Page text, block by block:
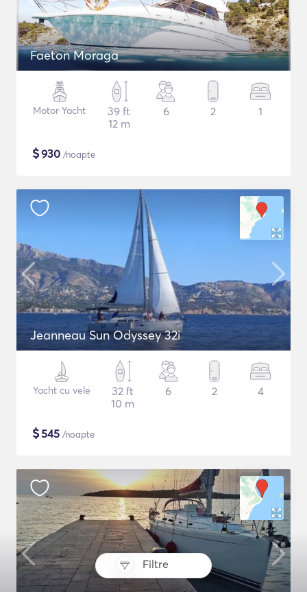
Filtre
Faeton Moraga
Motor Yacht
39 ft
12 m
6 2 1
$930 /noapte
Jeanneau Sun Odyssey 32i
Yacht cu vele
32 ft
10 m
6 2 4
$545 /noapte